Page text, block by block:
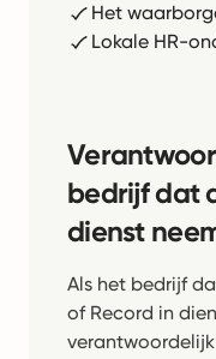
Het
Lokale HR-
bedrijf dat
dienst
Als het bedrijf
of Record in